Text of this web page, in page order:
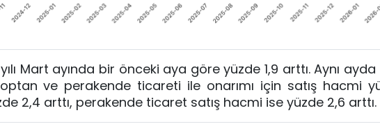
Mart ayında bir önceki aya göre yüzde 1,9 arttı. Aynı
ve perakende ticareti ile onarımı için satış hacmi
2,4 arttı, perakende ticaret satış hacmi ise yüzde 2,6 arttı.